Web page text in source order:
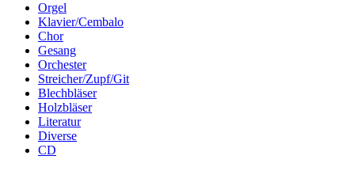
Orgel
Klavier/Cembalo
Chor
Gesang
Orchester
Streicher/Zupf/Git
Blechbläser
Holzbläser
Literatur
Diverse
CD